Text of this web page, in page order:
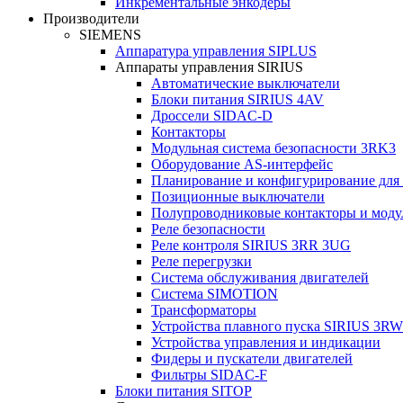
Производители
SIEMENS
Аппаратура управления SIPLUS
Аппараты управления SIRIUS
Автоматические выключатели
Блоки питания SIRIUS 4AV
Дроссели SIDAC-D
Контакторы
Модульная система безопасности 3RK3
Оборудование AS-интерфейс
Планирование и конфигурирование
Позиционные выключатели
Полупроводниковые контакторы и
Реле безопасности
Реле контроля SIRIUS 3RR 3UG
Реле перегрузки
Сиcтема обслуживания двигателей
Система SIMOTION
Трансформаторы
Устройства плавного пуска SIRIUS 3RW
Устройства управления и индикации
Фидеры и пускатели двигателей
Фильтры SIDAC-F
Блоки питания SITOP